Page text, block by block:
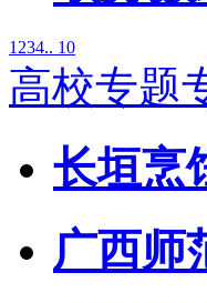
1 234.. 10
高校专题
长垣烹
广西师